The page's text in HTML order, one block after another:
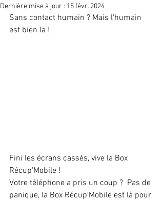
Dernière mise à jour : 15 févr. 2024
Sans contact humain ? Mais l'humain
est bien la !
Fini les écrans cassés, vive la Box
Récup'Mobile !
Votre téléphone a pris un coup ?  Pas de
panique, la Box Récup'Mobile est là pour